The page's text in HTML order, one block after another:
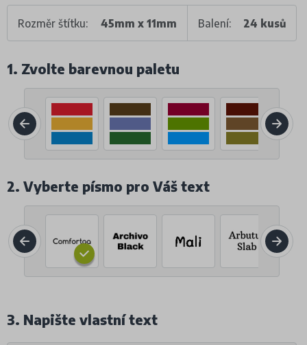
Rozměr štítku: 45mm x 11mm Balení: 24 kusů
1. Zvolte barevnou paletu
2. Vyberte písmo pro Váš text
3. Napište vlastní text